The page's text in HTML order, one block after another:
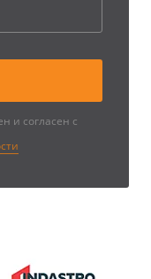
и согласен с